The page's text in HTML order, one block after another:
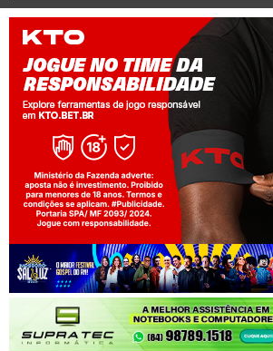
Jogue com responsabilidade. 18+